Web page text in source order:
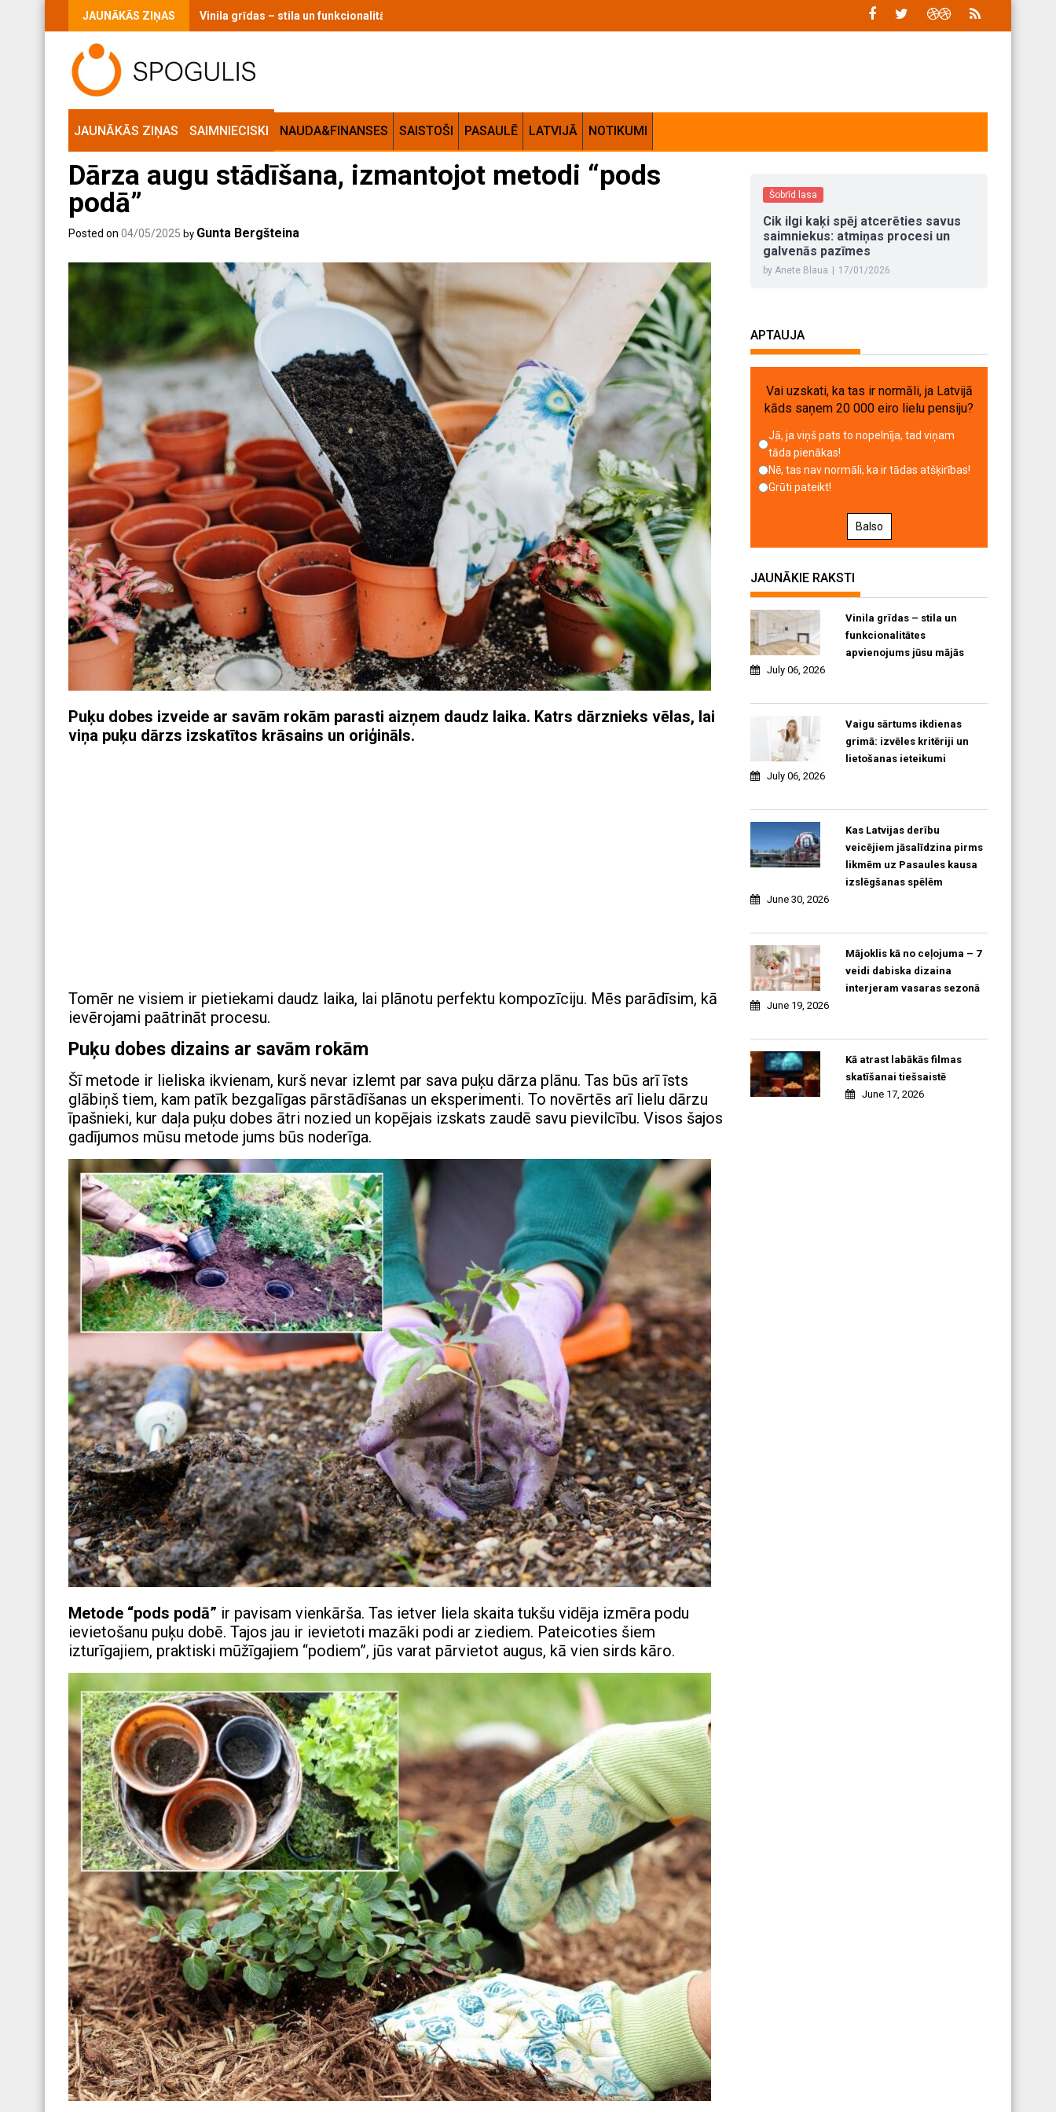
JAUNĀKĀS ZIŅAS Vaigu sārtums ikdienas grimā: izvēles kritēriji un lietošanas ieteikumi
JAUNĀKĀS ZIŅAS SAIMNIECISKI NAUDA&FINANSES SAISTOŠI PASAULĒ LATVIJĀ NOTIKUMI
Dārza augu stādīšana, izmantojot metodi “pods
podā”
Posted on 04/05/2025 by Gunta Bergšteina
Puķu dobes izveide ar savām rokām parasti aizņem daudz laika. Katrs dārznieks vēlas, lai
viņa puķu dārzs izskatītos krāsains un oriģināls.
Tomēr ne visiem ir pietiekami daudz laika, lai plānotu perfektu kompozīciju. Mēs parādīsim, kā
ievērojami paātrināt procesu.
Puķu dobes dizains ar savām rokām
Šī metode ir lieliska ikvienam, kurš nevar izlemt par sava puķu dārza plānu. Tas būs arī īsts
glābiņš tiem, kam patīk bezgalīgas pārstādīšanas un eksperimenti. To novērtēs arī lielu dārzu
īpašnieki, kur daļa puķu dobes ātri nozied un kopējais izskats zaudē savu pievilcību. Visos šajos
gadījumos mūsu metode jums būs noderīga.
Metode “pods podā” ir pavisam vienkārša. Tas ietver liela skaita tukšu vidēja izmēra podu
ievietošanu puķu dobē. Tajos jau ir ievietoti mazāki podi ar ziediem. Pateicoties šiem
izturīgajiem, praktiski mūžīgajiem “podiem”, jūs varat pārvietot augus, kā vien sirds kāro.
Šobrīd lasa
Cik ilgi kaķi spēj atcerēties savus
saimniekus: atmiņas procesi un
galvenās pazīmes
by Anete Blaua 17/01/2026
APTAUJA
Vai uzskati, ka tas ir normāli, ja Latvijā
kāds saņem 20 000 eiro lielu pensiju?
Jā, ja viņš pats to nopelnīja, tad viņam
tāda pienākas!
Nē, tas nav normāli, ka ir tādas atšķirības!
Grūti pateikt!
Balso
JAUNĀKIE RAKSTI
Vinila grīdas – stila un
funkcionalitātes
apvienojums jūsu mājās
July 06, 2026
Vaigu sārtums ikdienas
grimā: izvēles kritēriji un
lietošanas ieteikumi
July 06, 2026
Kas Latvijas derību
veicējiem jāsalīdzina pirms
likmēm uz Pasaules kausa
izslēgšanas spēlēm
June 30, 2026
Mājoklis kā no ceļojuma – 7
veidi dabiska dizaina
interjeram vasaras sezonā
June 19, 2026
Kā atrast labākās filmas
skatīšanai tiešsaistē
June 17, 2026